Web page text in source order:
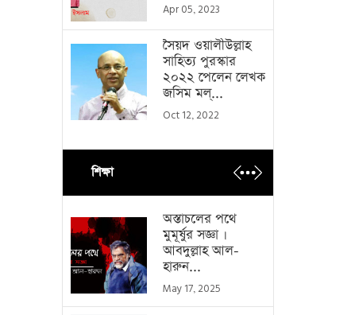
Apr 05, 2023
সৈয়দ ওয়ালীউল্লাহ
সাহিত্য পুরস্কার
২০২২ পেলেন লেখক
জসিম মল্...
Oct 12, 2022
শিক্ষা
অস্তাচলের পথে
মুমূর্ষুর সজ্ঞা ।
আবদুল্লাহ আল-
হারুন...
May 17, 2025